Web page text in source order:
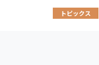
トピックス